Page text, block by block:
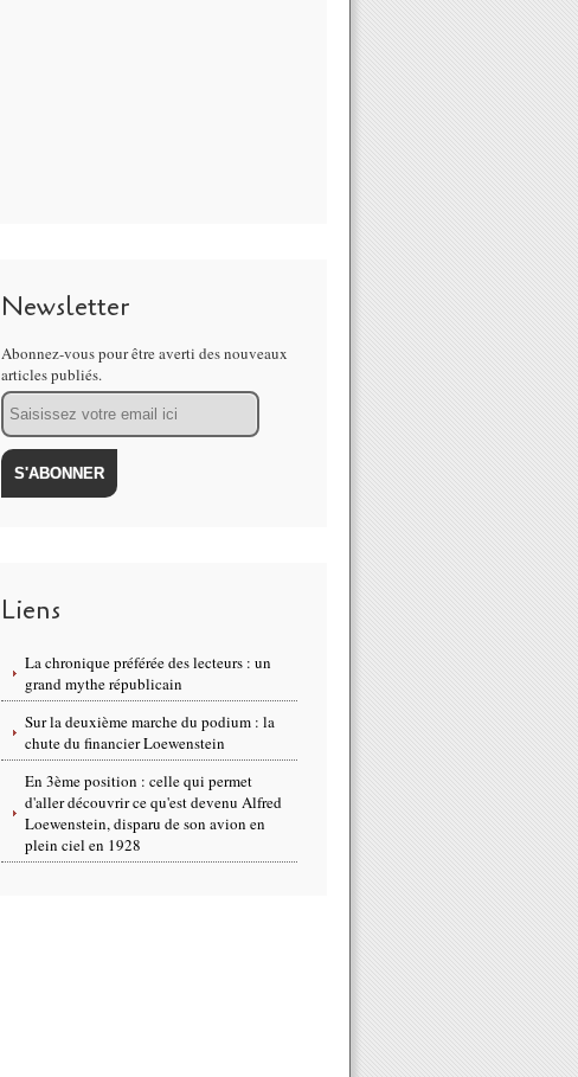
Newsletter
Abonnez-vous pour être averti des nouveaux
articles publiés.
Email
Liens
La chronique préférée des lecteurs : un
grand mythe républicain
Sur la deuxième marche du podium : la
chute du financier Loewenstein
En 3ème position : celle qui permet
d'aller découvrir ce qu'est devenu Alfred
Loewenstein, disparu de son avion en
plein ciel en 1928